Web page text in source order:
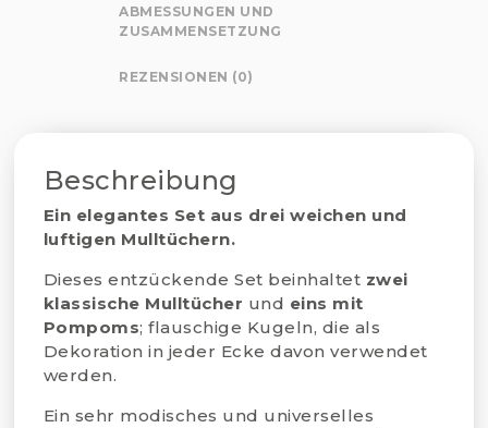
ABMESSUNGEN UND
ZUSAMMENSETZUNG
REZENSIONEN (0)
Beschreibung
Ein elegantes Set aus drei weichen und
luftigen Mulltüchern.
Dieses entzückende Set beinhaltet zwei
klassische Mulltücher und eins mit
Pompoms; flauschige Kugeln, die als
Dekoration in jeder Ecke davon verwendet
werden.
Ein sehr modisches und universelles